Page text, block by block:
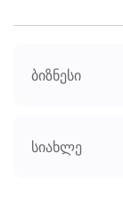
ბიზნესი
სიახლე